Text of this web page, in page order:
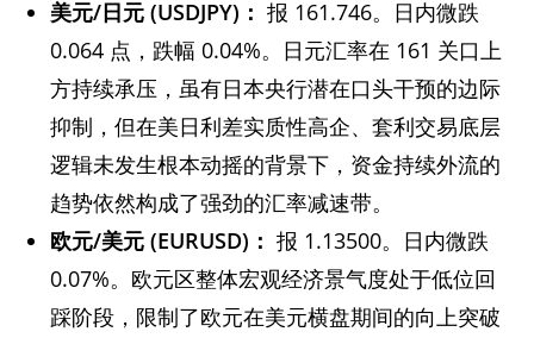
美元/日元 (USDJPY) ： 报 161.746。日内微跌
0.064 点，跌幅 0.04%。日元汇率在 161 关口上
方持续承压，虽有日本央行潜在口头干预的边际
抑制，但在美日利差实质性高企、套利交易底层
逻辑未发生根本动摇的背景下，资金持续外流的
趋势依然构成了强劲的汇率减速带。
欧元/美元 (EURUSD) ： 报 1.13500。日内微跌
0.07%。欧元区整体宏观经济景气度处于低位回
踩阶段，限制了欧元在美元横盘期间的向上突破